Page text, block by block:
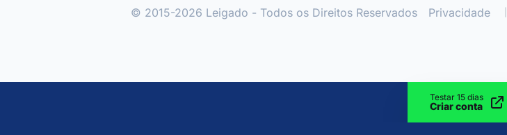
© 2015-2026 Leigado - Todos os Direitos Reservados Privacidade
Testar 15 dias
Criar conta